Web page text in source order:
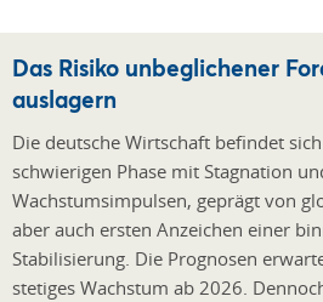
Das Risiko unbeglichener
auslagern
Die deutsche Wirtschaft befindet
schwierigen Phase mit Stagnation
Wachstumsimpulsen, geprägt von
aber auch ersten Anzeichen einer
Stabilisierung. Die Prognosen
stetiges Wachstum ab 2026.